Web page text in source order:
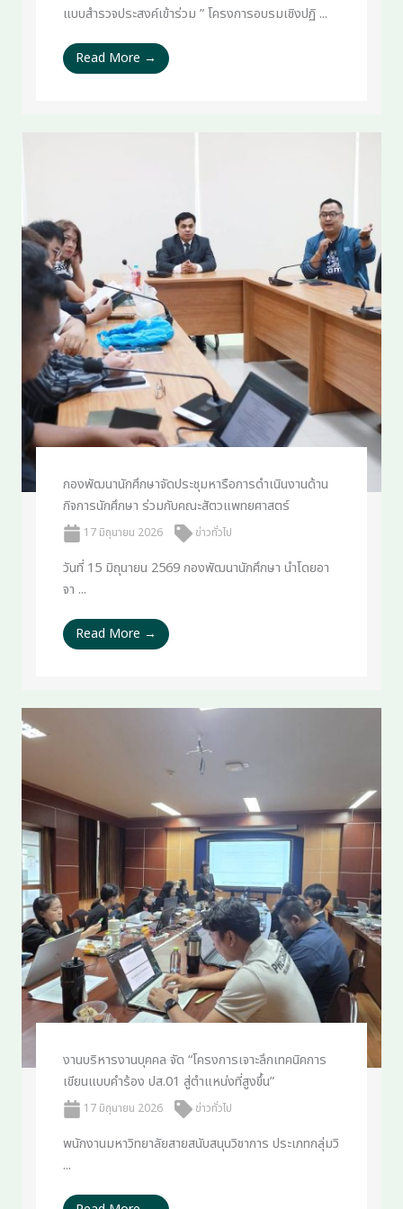
แบบสำรวจประสงค์เข้าร่วม ” โครงการอบรมเชิงปฏิ ...
Read More →
กองพัฒนานักศึกษาจัดประชุมหารือการดำเนินงานด้าน
กิจการนักศึกษา ร่วมกับคณะสัตวแพทยศาสตร์
17 มิถุนายน 2026 ข่าวทั่วไป
วันที่ 15 มิถุนายน 2569 กองพัฒนานักศึกษา นำโดยอา
จา ...
Read More →
งานบริหารงานบุคคล จัด “โครงการเจาะลึกเทคนิคการ
เขียนแบบคำร้อง ปส.01 สู่ตำแหน่งที่สูงขึ้น”
17 มิถุนายน 2026 ข่าวทั่วไป
พนักงานมหาวิทยาลัยสายสนับสนุนวิชาการ ประเภทกลุ่มวิ
...